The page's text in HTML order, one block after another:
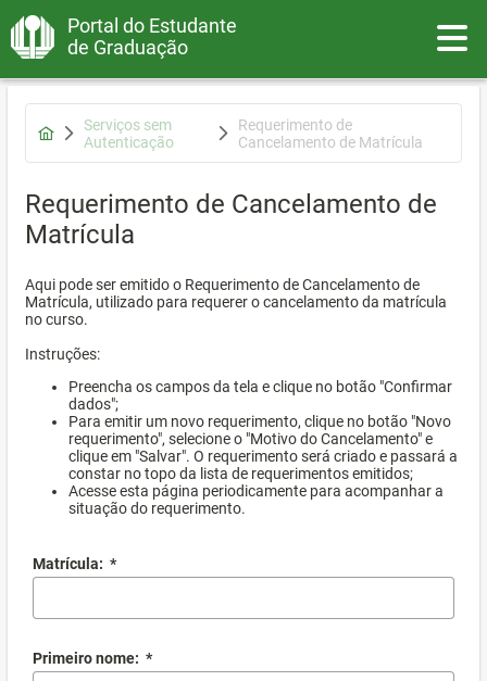
Portal do Estudante
de Graduação
Serviços sem
Autenticação
Requerimento de
Cancelamento de Matrícula
Requerimento de Cancelamento de
Matrícula
Aqui pode ser emitido o Requerimento de Cancelamento de
Matrícula, utilizado para requerer o cancelamento da matrícula
no curso.
Instruções:
Preencha os campos da tela e clique no botão "Confirmar
dados";
Para emitir um novo requerimento, clique no botão "Novo
requerimento", selecione o "Motivo do Cancelamento" e
clique em "Salvar". O requerimento será criado e passará a
constar no topo da lista de requerimentos emitidos;
Acesse esta página periodicamente para acompanhar a
situação do requerimento.
Matrícula: *
Primeiro nome: *